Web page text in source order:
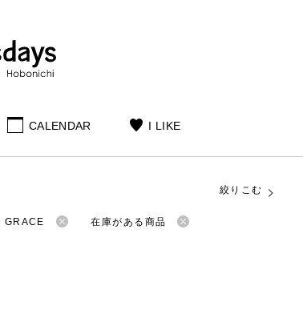
CALENDAR I LIKE
絞りこむ
GRACE 在庫がある商品